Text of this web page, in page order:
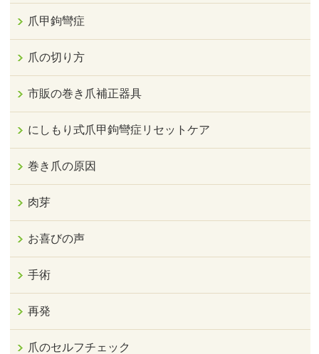
爪甲鉤彎症
爪の切り方
市販の巻き爪補正器具
にしもり式爪甲鉤彎症リセットケア
巻き爪の原因
肉芽
お喜びの声
手術
再発
爪のセルフチェック